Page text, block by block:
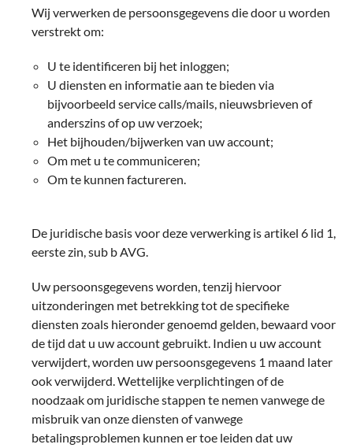
Wij verwerken de persoonsgegevens die door u worden
verstrekt om:
U te identificeren bij het inloggen;
U diensten en informatie aan te bieden via
bijvoorbeeld service calls/mails, nieuwsbrieven of
anderszins of op uw verzoek;
Het bijhouden/bijwerken van uw account;
Om met u te communiceren;
Om te kunnen factureren.
De juridische basis voor deze verwerking is artikel 6 lid 1,
eerste zin, sub b AVG.
Uw persoonsgegevens worden, tenzij hiervoor
uitzonderingen met betrekking tot de specifieke
diensten zoals hieronder genoemd gelden, bewaard voor
de tijd dat u uw account gebruikt. Indien u uw account
verwijdert, worden uw persoonsgegevens 1 maand later
ook verwijderd. Wettelijke verplichtingen of de
noodzaak om juridische stappen te nemen vanwege de
misbruik van onze diensten of vanwege
betalingsproblemen kunnen er toe leiden dat uw